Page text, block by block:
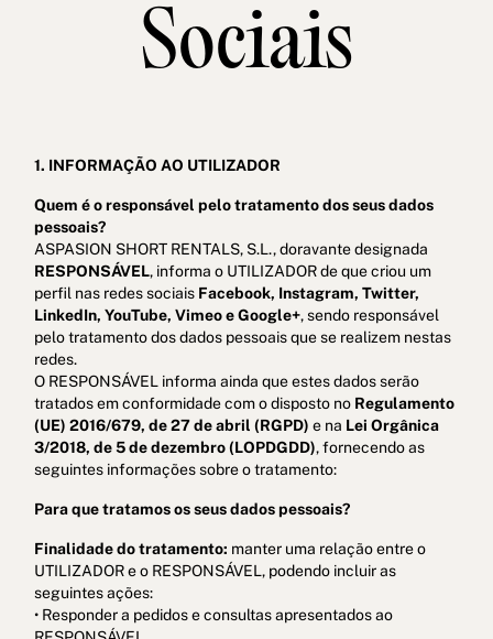
Investidores
Política de cookies
Política de Privacidade nas Redes Sociais Aviso Legal
Termos e condições Canal de denúncias
Livro de Reclamações para Porto
© 2026Aspasios | Todos os direitos reservados
Sociais
1. INFORMAÇÃO AO UTILIZADOR
Quem é o responsável pelo tratamento dos seus dados
pessoais?
ASPASION SHORT RENTALS, S.L., doravante designada
RESPONSÁVEL, informa o UTILIZADOR de que criou um
perfil nas redes sociais Facebook, Instagram, Twitter,
LinkedIn, YouTube, Vimeo e Google+, sendo responsável
pelo tratamento dos dados pessoais que se realizem nestas
redes.
O RESPONSÁVEL informa ainda que estes dados serão
tratados em conformidade com o disposto no Regulamento
(UE) 2016/679, de 27 de abril (RGPD) e na Lei Orgânica
3/2018, de 5 de dezembro (LOPDGDD), fornecendo as
seguintes informações sobre o tratamento:
Para que tratamos os seus dados pessoais?
Finalidade do tratamento: manter uma relação entre o
UTILIZADOR e o RESPONSÁVEL, podendo incluir as
seguintes ações:
• Responder a pedidos e consultas apresentados ao